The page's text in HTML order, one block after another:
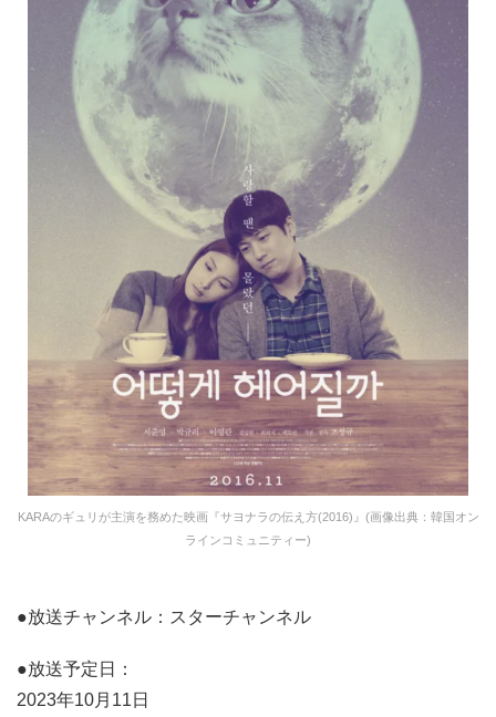
KARAのギュリが主演を務めた映画『サヨナラの伝え方(2016)』(画像出典：韓国オン
ラインコミュニティー)
●放送チャンネル：スターチャンネル
●放送予定日：
2023年10月11日